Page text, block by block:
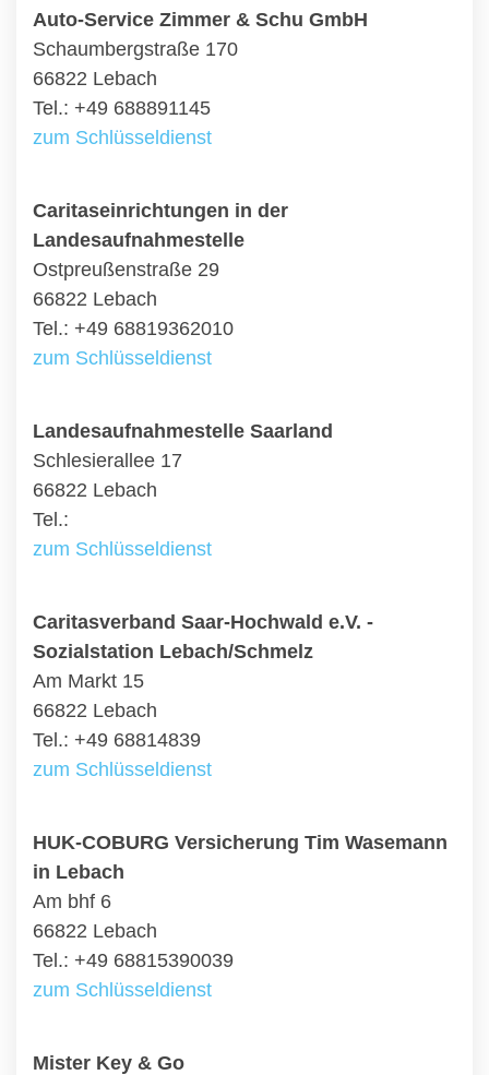
Auto-Service Zimmer & Schu GmbH
Schaumbergstraße 170
66822 Lebach
Tel.: +49 688891145
zum Schlüsseldienst
Caritaseinrichtungen in der
Landesaufnahmestelle
Ostpreußenstraße 29
66822 Lebach
Tel.: +49 68819362010
zum Schlüsseldienst
Landesaufnahmestelle Saarland
Schlesierallee 17
66822 Lebach
Tel.:
zum Schlüsseldienst
Caritasverband Saar-Hochwald e.V. -
Sozialstation Lebach/Schmelz
Am Markt 15
66822 Lebach
Tel.: +49 68814839
zum Schlüsseldienst
HUK-COBURG Versicherung Tim Wasemann
in Lebach
Am bhf 6
66822 Lebach
Tel.: +49 68815390039
zum Schlüsseldienst
Mister Key & Go